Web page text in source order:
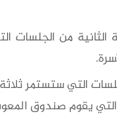
الثانية من
التي ستستمر ثلاثة
التي يقوم صندوق